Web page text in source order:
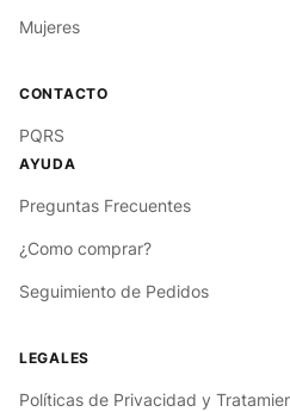
Mujeres
PQRS
Preguntas Frecuentes
¿Como comprar?
Seguimiento de Pedidos
Políticas de Privacidad y